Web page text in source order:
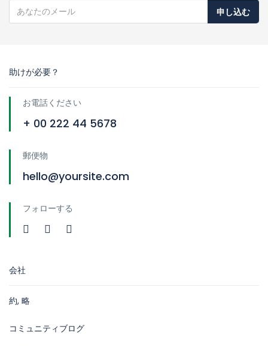
申し込む
助けが必要？
お電話ください
+ 00 222 44 5678
郵便物
hello@yoursite.com
フォローする
会社
約, 略
コミュニティブログ